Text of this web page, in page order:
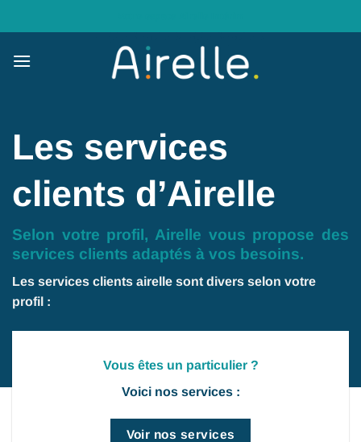
to
Les services
clients d’Airelle
Selon votre profil, Airelle vous propose des
services clients adaptés à vos besoins.
Les services clients airelle sont divers selon votre
profil :
Vous êtes un particulier ?
Voici nos services :
Voir nos services